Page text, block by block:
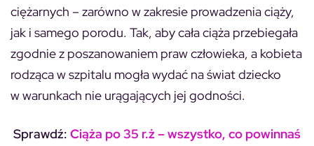
ciężarnych – zarówno w zakresie prowadzenia ciąży,
jak i samego porodu. Tak, aby cała ciąża przebiegała
zgodnie z poszanowaniem praw człowieka, a kobieta
rodząca w szpitalu mogła wydać na świat dziecko
w warunkach nie urągających jej godności.
Sprawdź: Ciąża po 35 r.ż – wszystko, co powinnaś